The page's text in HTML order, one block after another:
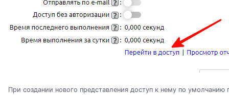
При создании нового представления доступ к нему по умолчанию